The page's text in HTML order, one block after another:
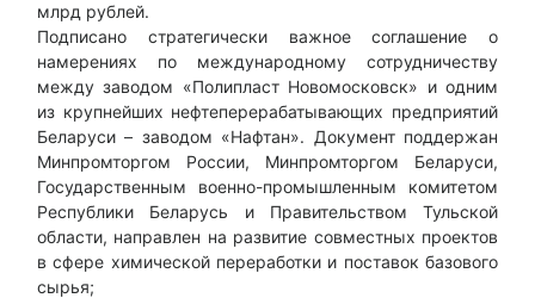
млрд рублей.
Подписано стратегически важное соглашение о
намерениях по международному сотрудничеству
между заводом «Полипласт Новомосковск» и одним
из крупнейших нефтеперерабатывающих предприятий
Беларуси – заводом «Нафтан». Документ поддержан
Минпромторгом России, Минпромторгом Беларуси,
Государственным военно-промышленным комитетом
Республики Беларусь и Правительством Тульской
области, направлен на развитие совместных проектов
в сфере химической переработки и поставок базового
сырья;